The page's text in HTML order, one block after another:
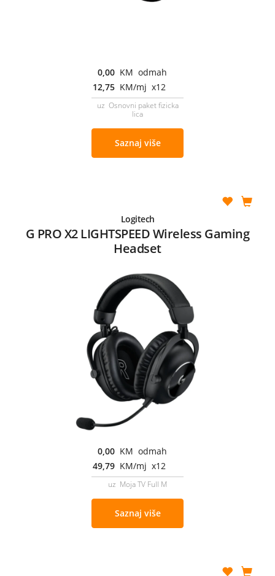
0,00 KM odmah
12,75 KM/mj x12
uz Osnovni paket fizicka
lica
Saznaj više
Logitech
G PRO X2 LIGHTSPEED Wireless Gaming
Headset
0,00 KM odmah
49,79 KM/mj x12
uz Moja TV Full M
Saznaj više